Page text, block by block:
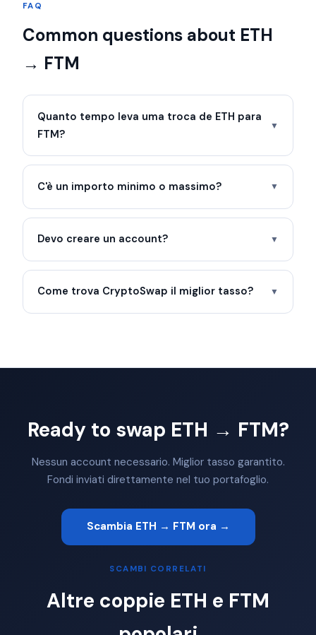
FAQ
Common questions about ETH
→ FTM
Quanto tempo leva uma troca de ETH para
FTM?
▼
C'è un importo minimo o massimo? ▼
Devo creare un account? ▼
Come trova CryptoSwap il miglior tasso? ▼
Ready to swap ETH → FTM?
Nessun account necessario. Miglior tasso garantito.
Fondi inviati direttamente nel tuo portafoglio.
Scambia ETH → FTM ora →
SCAMBI CORRELATI
Altre coppie ETH e FTM